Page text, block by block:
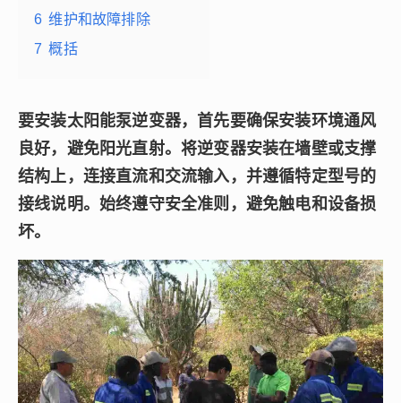
6 维护和故障排除
7 概括
要安装太阳能泵逆变器，首先要确保安装环境通风
良好，避免阳光直射。将逆变器安装在墙壁或支撑
结构上，连接直流和交流输入，并遵循特定型号的
接线说明。始终遵守安全准则，避免触电和设备损
坏。